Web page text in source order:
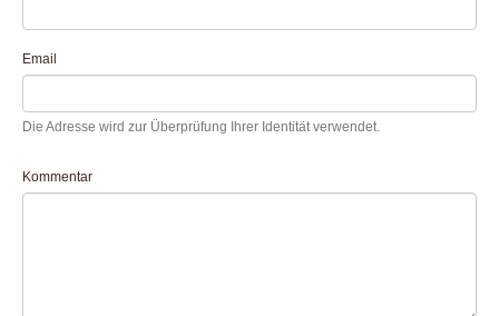
Email
Die Adresse wird zur Überprüfung Ihrer Identität verwendet.
Kommentar